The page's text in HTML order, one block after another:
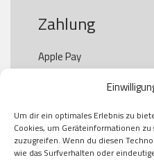
Um dir ein optimales Erlebnis zu
Cookies, um Geräteinformationen
zuzugreifen. Wenn du diesen
wie das Surfverhalten oder
Zahlung
Apple Pay
Paypal
Kauf auf Rechung
Klarna
American Express